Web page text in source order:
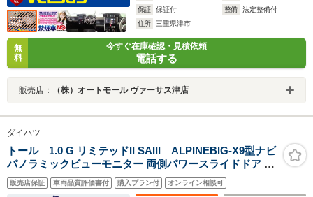
保証
保証付 整備
法定整備付
住所
三重県津市
無
料
今すぐ在庫確認・見積依頼
電話する
販売店： （株）オートモール ヴァーサス津店
ダイハツ
トール 1.0 G リミテッドII SAIII ALPINEBIG-X9型ナビ
パノラミックビューモニター 両側パワースライドドア 前
席シートヒーター クルーズコントロール ETC 後席シート
バックテーブル LEDヘッドライト スマートアシスト
販売店保証 車両品質評価書付 購入プラン付 オンライン相談可